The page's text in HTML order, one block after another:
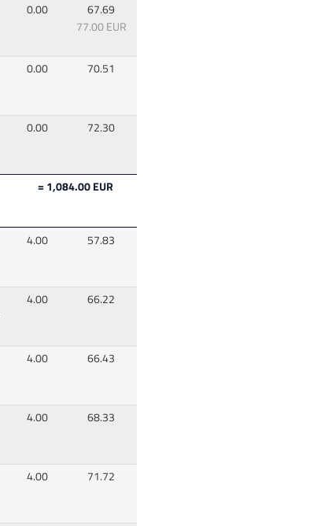
0.00
67.69
77.00 EUR
0.00 70.51
0.00 72.30
= 1,084.00 EUR
4.00 57.83
4.00 66.22
4.00 66.43
4.00 68.33
4.00 71.72